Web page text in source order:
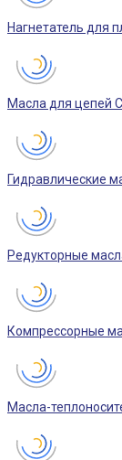
Нагнетатель для
Масла для цепей
Гидравлические
Редукторные
Компрессорные
Масла-